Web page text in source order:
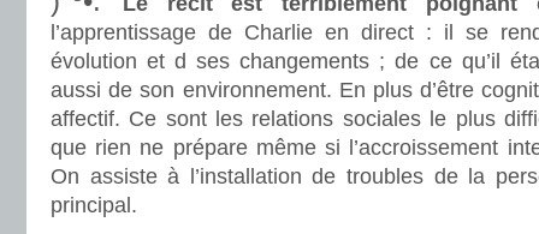
l’apprentissage de Charlie en direct : il se
évolution et d ses changements ; de ce qu’il
aussi de son environnement. En plus d’être
affectif. Ce sont les relations sociales le plus
que rien ne prépare même si l’accroissement
On assiste à l’installation de troubles de la
principal.